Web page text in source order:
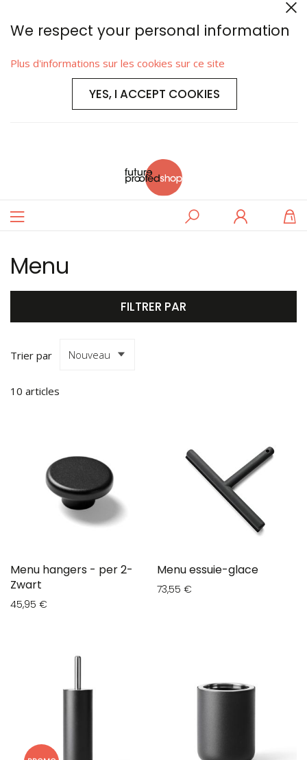
We respect your personal information
Plus d'informations sur les cookies sur ce site
YES, I ACCEPT COOKIES
Basculer
Rechercher
Menu
Trier par
10 articles
Menu hangers - per 2-
Zwart
45,95 €
Menu essuie-glace
73,55 €
FILTRER PAR